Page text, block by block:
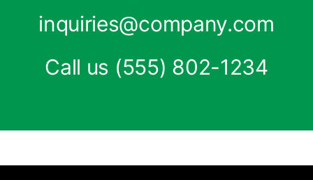
inquiries@company.com
Call us (555) 802-1234